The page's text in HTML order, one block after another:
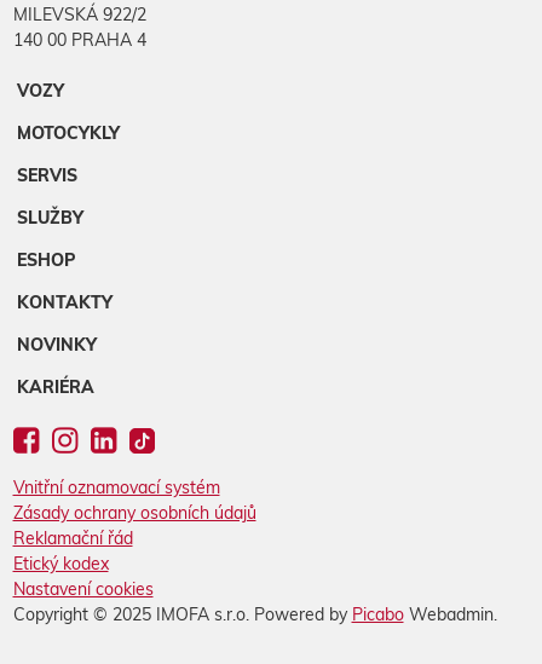
MILEVSKÁ 922/2
140 00 PRAHA 4
VOZY
MOTOCYKLY
SERVIS
SLUŽBY
ESHOP
KONTAKTY
NOVINKY
KARIÉRA
Vnitřní oznamovací systém
Zásady ochrany osobních údajů
Reklamační řád
Etický kodex
Nastavení cookies
Copyright © 2025 IMOFA s.r.o. Powered by PicaboWebadmin.